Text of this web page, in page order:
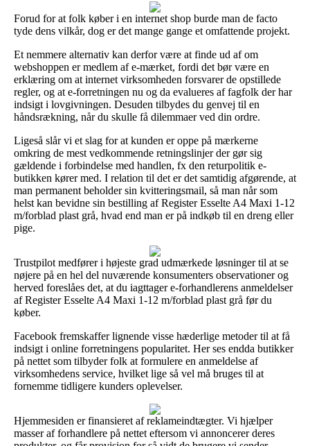
Forud for at folk køber i en internet shop burde man de facto
tyde dens vilkår, dog er det mange gange et omfattende projekt.
Et nemmere alternativ kan derfor være at finde ud af om
webshoppen er medlem af e-mærket, fordi det bør være en
erklæring om at internet virksomheden forsvarer de opstillede
regler, og at e-forretningen nu og da evalueres af fagfolk der har
indsigt i lovgivningen. Desuden tilbydes du genvej til en
håndsrækning, når du skulle få dilemmaer ved din ordre.
Ligeså slår vi et slag for at kunden er oppe på mærkerne
omkring de mest vedkommende retningslinjer der gør sig
gældende i forbindelse med handlen, fx den returpolitik e-
butikken kører med. I relation til det er det samtidig afgørende, at
man permanent beholder sin kvitteringsmail, så man når som
helst kan bevidne sin bestilling af Register Esselte A4 Maxi 1-12
m/forblad plast grå, hvad end man er på indkøb til en dreng eller
pige.
Trustpilot medfører i højeste grad udmærkede løsninger til at se
nøjere på en hel del nuværende konsumenters observationer og
herved foreslåes det, at du iagttager e-forhandlerens anmeldelser
af Register Esselte A4 Maxi 1-12 m/forblad plast grå før du
køber.
Facebook fremskaffer lignende visse hæderlige metoder til at få
indsigt i online forretningens popularitet. Her ses endda butikker
på nettet som tilbyder folk at formulere en anmeldelse af
virksomhedens service, hvilket lige så vel må bruges til at
fornemme tidligere kunders oplevelser.
Hjemmesiden er finansieret af reklameindtægter. Vi hjælper
masser af forhandlere på nettet eftersom vi annoncerer deres